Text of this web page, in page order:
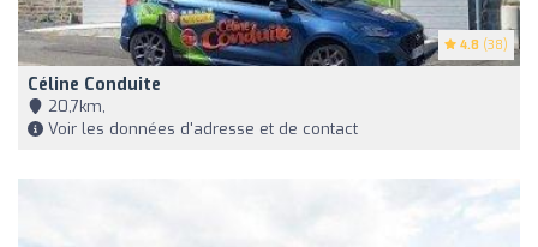
4.8 (38)
Céline Conduite
20,7km,
Voir les données d'adresse et de contact